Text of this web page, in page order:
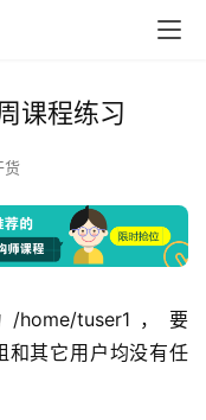
课程练习
货
tuser1，要
和其它用户均没有任